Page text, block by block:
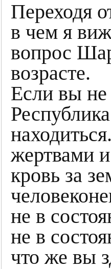
Переходя
в чем я
вопрос
возрасте.
Если вы не
жертвами
кровь за
не в
не в
что же вы